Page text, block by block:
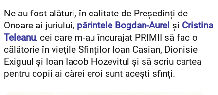
Ne-au fost alături, în calitate de Președinți de
Onoare ai juriului, părintele Bogdan-Aurel și Cristina
Teleanu, cei care m-au încurajat PRIMII să fac o
călătorie în viețile Sfinților Ioan Casian, Dionisie
Exiguul și Ioan Iacob Hozevitul și să scriu cartea
pentru copii ai cărei eroi sunt acești sfinți.